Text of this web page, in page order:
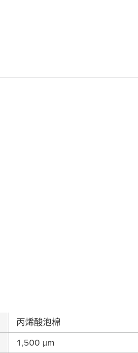
丙烯酸泡棉
1,500 µm